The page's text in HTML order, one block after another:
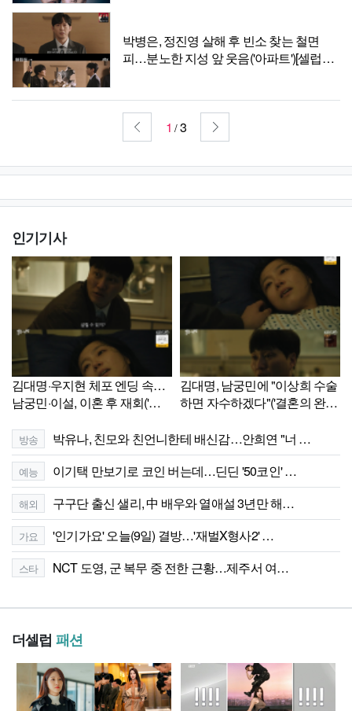
박병은, 정진영 살해 후 빈소 찾는 철면
피…분노한 지성 앞 웃음('아파트')[셀럽캡
1 /3
인기기사
김대명·우지현 체포 엔딩 속…
남궁민·이설, 이혼 후 재회('결
김대명, 남궁민에 "이상희 수술
하면 자수하겠다"('결혼의 완
방송 박유나, 친모와 친언니한테 배신감…안희연 "너 …
예능 이기택 만보기로 코인 버는데…딘딘 '50코인' …
해외 구구단 출신 샐리, 中 배우와 열애설 3년만 해…
가요 '인기가요' 오늘(9일) 결방…'재벌X형사2' …
스타 NCT 도영, 군 복무 중 전한 근황…제주서 여…
더셀럽 패션